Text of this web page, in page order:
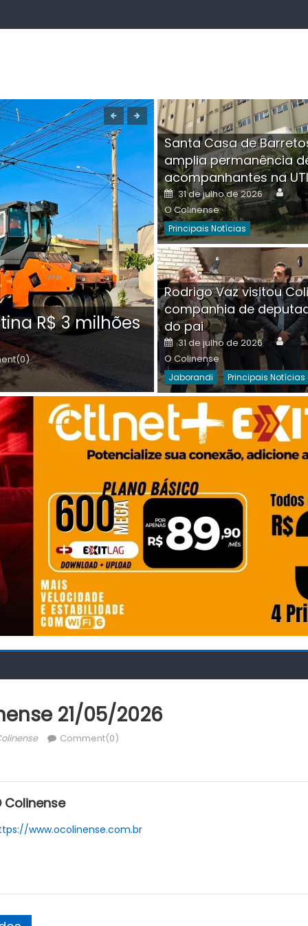
R$ 3 milhões
Boutique na Av.
invadida por
Posted
on
30 de julho de 2026 O
Destaques Da Semana
Santa Casa de
amplia permanência
acompanhantes na UTI
Posted
on
31 de julho de 2026
O Colinense
Principais Notícias
Rodrigo Vaz visitou
companhia de
do pai
Posted
on
31 de julho de 2026
O Colinense
Jaborandi Principais Notícias
21/05/2026
Comment(0)
Colinense
www.ocolinense.com.br